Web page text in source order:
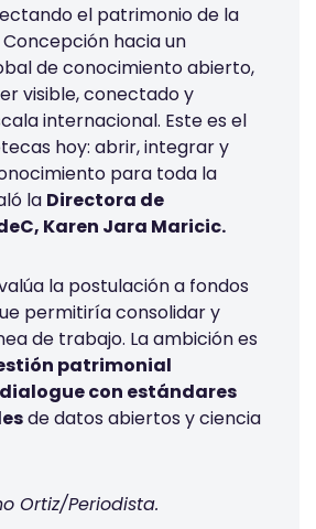
el patrimonio de la
hacia un
de conocimiento abierto,
visible, conectado y
internacional. Este es el
hoy: abrir, integrar y
para toda la
la Directora de
Karen Jara Maricic.
la postulación a fondos
permitiría consolidar y
de trabajo. La ambición es
patrimonial
con estándares
de datos abiertos y ciencia
Ortiz/Periodista.